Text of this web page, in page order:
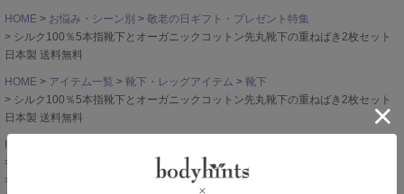
HOME お悩み・シーン別
敬老の日ギフト・プレゼント特集
シルク100％5本指靴下とオーガニックコットン先丸靴下の重ねばき2枚セット
日本製 送料無料
HOME アイテム一覧 靴下・レッグアイテム
靴下
シルク100％5本指靴下とオーガニックコットン先丸靴下の重ねばき2枚セット
日本製 送料無料
HOME
シルク100％5本指靴下とオーガニックコットン先丸靴下の重ねばき2枚セット